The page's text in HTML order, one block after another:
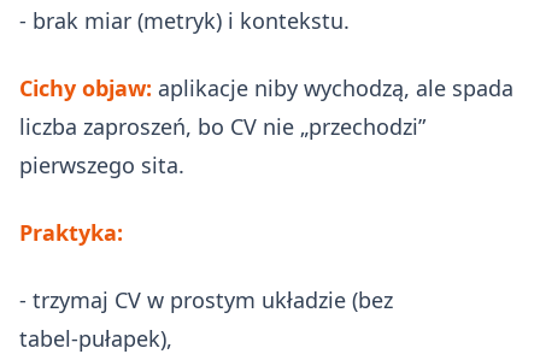
- brak miar (metryk) i kontekstu.
Cichy objaw: aplikacje niby wychodzą, ale spada
liczba zaproszeń, bo CV nie „przechodzi”
pierwszego sita.
Praktyka:
- trzymaj CV w prostym układzie (bez
tabel‑pułapek),